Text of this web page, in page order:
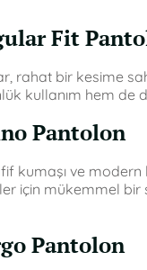
Fit
rahat bir kesime
kullanım hem de
Pantolon
kumaşı ve
için mükemmel bir
Pantolon